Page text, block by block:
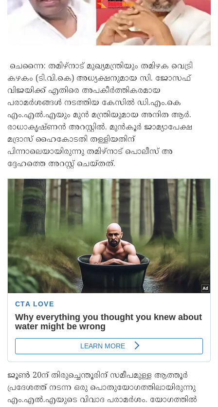
ചെന്നൈ: തമിഴ്നാട് മുഖ്യമന്ത്രിയും തമിഴക വെട്രി
കഴകം (ടി.വി.കെ) അധ്യക്ഷനുമായ സി. ജോസഫ്
വിജയിക്ക് എതിരെ അപകീർത്തികരമായ
പരാമർശങ്ങൾ നടത്തിയ കേസിൽ ഡി.എം.കെ
എം.എൽ.എയും മുൻ മന്ത്രിയുമായ അനിത ആർ.
രാധാകൃഷ്ണൻ അറസ്റ്റിൽ. മുൻകൂർ ജാമ്യാപേക്ഷ
മദ്രാസ് ഹൈകോടതി തള്ളിയതിന്
പിന്നാലെയായിരുന്നു തമിഴ്നാട് പൊലീസ് അ​​
ദ്ദേഹത്തെ അറസ്റ്റ് ചെയ്തത്.
ജൂൺ 20ന് തിരുച്ചെന്തൂരിന് സമീപമുള്ള ആത്തൂർ
പ്രദേശത്ത് നടന്ന ഒരു പൊതുയോഗത്തിലായിരുന്നു
എം.എൽ.എയുടെ വിവാദ പരാമർശം. യോഗത്തിൽ